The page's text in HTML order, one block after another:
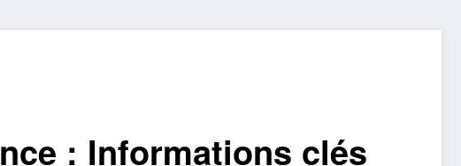
: Informations clés